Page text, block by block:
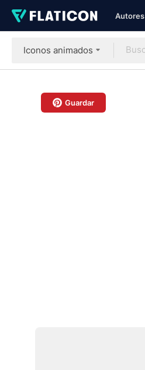
Autores
Iconos animados
Guardar